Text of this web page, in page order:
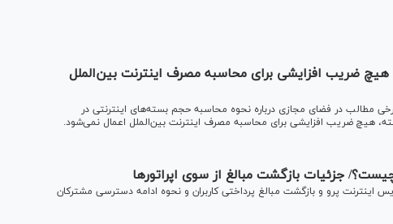
هیچ ضریب افزایشی برای محاسبه مصرف اینترنت بین‌الملل
مطالب در فضای مجازی درباره نحوه محاسبه حجم بسته‌های اینترنتی در
هیچ ضریب افزایشی برای محاسبه مصرف اینترنت بین‌الملل اعمال نمی‌شود.
جزئیات بازگشت مبالغ از سوی اپراتورها
اینترنت پرو و بازگشت مبالغ پرداختی کاربران و نحوه ادامه دسترسی مشترکان